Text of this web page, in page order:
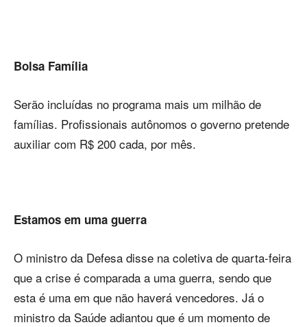
Bolsa Família
Serão incluídas no programa mais um milhão de
famílias. Profissionais autônomos o governo pretende
auxiliar com R$ 200 cada, por mês.
Estamos em uma guerra
O ministro da Defesa disse na coletiva de quarta-feira
que a crise é comparada a uma guerra, sendo que
esta é uma em que não haverá vencedores. Já o
ministro da Saúde adiantou que é um momento de